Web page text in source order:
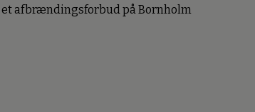
et afbrændingsforbud på Bornholm